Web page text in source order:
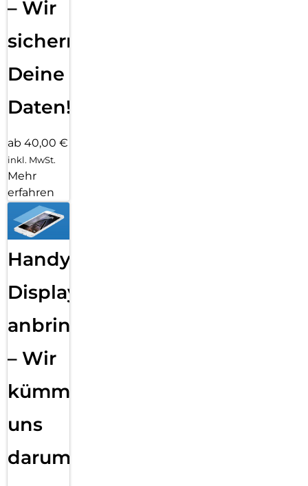
– Wir
sichern
Deine
Daten!
ab 40,00 €
inkl. MwSt.
Mehr
erfahren
Handy
Displayfolie
anbringen
– Wir
kümmern
uns
darum!